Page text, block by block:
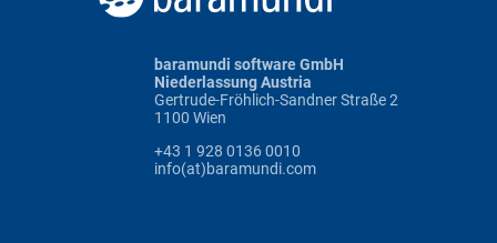
baramundi software GmbH
Niederlassung Austria
Gertrude-Fröhlich-Sandner Straße 2
1100 Wien
+43 1 928 0136 0010
info(at)baramundi.com